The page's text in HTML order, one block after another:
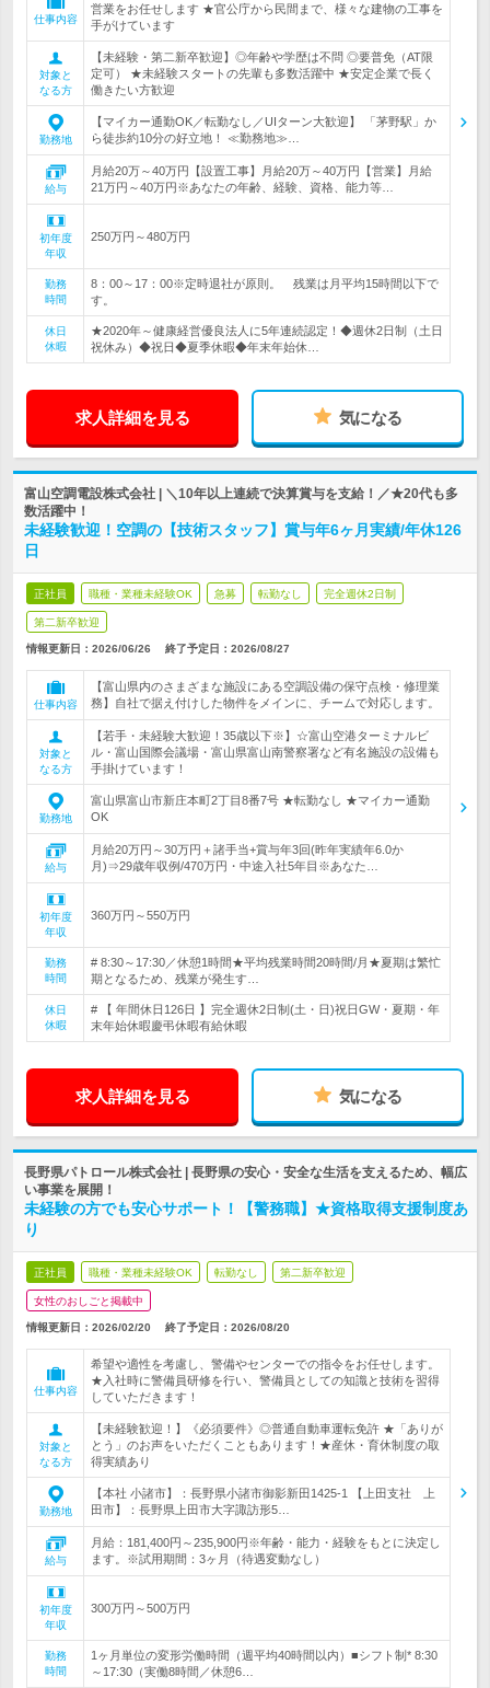
仕事内容
営業をお任せします ★官公庁から民間まで、様々な建物の工事を
手がけています
対象と
なる方
【未経験・第二新卒歓迎】◎年齢や学歴は不問 ◎要普免（AT限
定可） ★未経験スタートの先輩も多数活躍中 ★安定企業で長く
働きたい方歓迎
勤務地
【マイカー通勤OK／転勤なし／UIターン大歓迎】 「茅野駅」か
ら徒歩約10分の好立地！ ≪勤務地≫…
給与
月給20万～40万円【設置工事】月給20万～40万円【営業】月給
21万円～40万円※あなたの年齢、経験、資格、能力等…
初年度
年収
250万円～480万円
勤務
時間
8：00～17：00※定時退社が原則。 残業は月平均15時間以下で
す。
休日
休暇
★2020年～健康経営優良法人に5年連続認定！◆週休2日制（土日
祝休み）◆祝日◆夏季休暇◆年末年始休…
求人詳細を見る 気になる
富山空調電設株式会社 | ＼10年以上連続で決算賞与を支給！／★20代も多
数活躍中！
未経験歓迎！空調の【技術スタッフ】賞与年6ヶ月実績/年休126
日
正社員 職種・業種未経験OK 急募 転勤なし 完全週休2日制
第二新卒歓迎
情報更新日：2026/06/26 終了予定日： 2026/08/27
仕事内容
【富山県内のさまざまな施設にある空調設備の保守点検・修理業
務】自社で据え付けした物件をメインに、チームで対応します。
対象と
なる方
【若手・未経験大歓迎！35歳以下※】☆富山空港ターミナルビ
ル・富山国際会議場・富山県富山南警察署など有名施設の設備も
手掛けています！
勤務地
富山県富山市新庄本町2丁目8番7号 ★転勤なし ★マイカー通勤
OK
給与
月給20万円～30万円＋諸手当+賞与年3回(昨年実績年6.0か
月)⇒29歳年収例/470万円・中途入社5年目※あなた…
初年度
年収
360万円～550万円
勤務
時間
# 8:30～17:30／休憩1時間★平均残業時間20時間/月★夏期は繁忙
期となるため、残業が発生す…
休日
休暇
# 【 年間休日126日 】完全週休2日制(土・日)祝日GW・夏期・年
末年始休暇慶弔休暇有給休暇
求人詳細を見る 気になる
長野県パトロール株式会社 | 長野県の安心・安全な生活を支えるため、幅広
い事業を展開！
未経験の方でも安心サポート！【警務職】★資格取得支援制度あ
り
正社員 職種・業種未経験OK 転勤なし 第二新卒歓迎
女性のおしごと掲載中
情報更新日：2026/02/20 終了予定日： 2026/08/20
仕事内容
希望や適性を考慮し、警備やセンターでの指令をお任せします。
★入社時に警備員研修を行い、警備員としての知識と技術を習得
していただきます！
対象と
なる方
【未経験歓迎！】《必須要件》◎普通自動車運転免許 ★「ありが
とう」のお声をいただくこともあります！★産休・育休制度の取
得実績あり
勤務地
【本社 小諸市】：長野県小諸市御影新田1425-1 【上田支社 上
田市】：長野県上田市大字諏訪形5…
給与
月給：181,400円～235,900円※年齢・能力・経験をもとに決定し
ます。※試用期間：3ヶ月（待遇変動なし）
初年度
年収
300万円～500万円
勤務
時間
1ヶ月単位の変形労働時間（週平均40時間以内）■シフト制* 8:30
～17:30（実働8時間／休憩6…